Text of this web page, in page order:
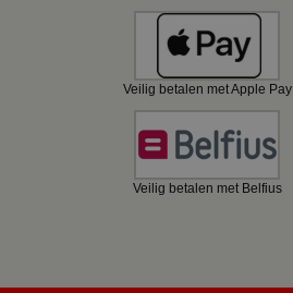
Veilig betalen met Apple Pay
Veilig betalen met Belfius